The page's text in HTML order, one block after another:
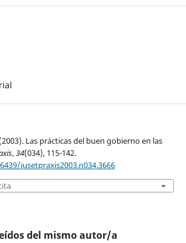
Las prácticas del buen gobierno en las
,34(034), 115-142.
iusetpraxis2003.n034.3666
del mismo autor/a